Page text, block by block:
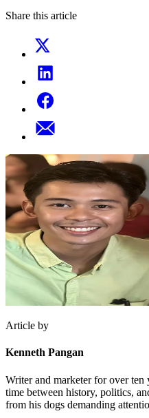
Share this article
Article by
Kenneth Pangan
Writer and marketer for over ten
time between history, politics,
from his dogs demanding